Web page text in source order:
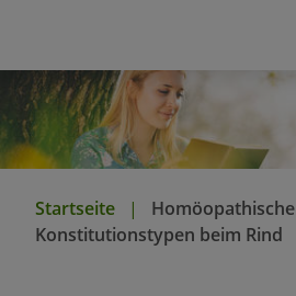
r
k
z
Startseite
Homöopathische
Konstitutionstypen beim Rind